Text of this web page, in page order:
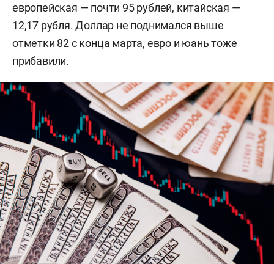
европейская — почти 95 рублей, китайская —
12,17 рубля. Доллар не поднимался выше
отметки 82 с конца марта, евро и юань тоже
прибавили.